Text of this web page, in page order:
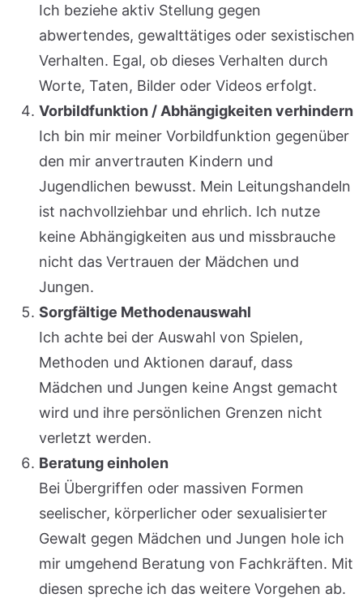
Ich beziehe aktiv Stellung gegen
abwertendes, gewalttätiges oder sexistischen
Verhalten. Egal, ob dieses Verhalten durch
Worte, Taten, Bilder oder Videos erfolgt.
Vorbildfunktion / Abhängigkeiten verhindern
Ich bin mir meiner Vorbildfunktion gegenüber
den mir anvertrauten Kindern und
Jugendlichen bewusst. Mein Leitungshandeln
ist nachvollziehbar und ehrlich. Ich nutze
keine Abhängigkeiten aus und missbrauche
nicht das Vertrauen der Mädchen und
Jungen.
Sorgfältige Methodenauswahl
Ich achte bei der Auswahl von Spielen,
Methoden und Aktionen darauf, dass
Mädchen und Jungen keine Angst gemacht
wird und ihre persönlichen Grenzen nicht
verletzt werden.
Beratung einholen
Bei Übergriffen oder massiven Formen
seelischer, körperlicher oder sexualisierter
Gewalt gegen Mädchen und Jungen hole ich
mir umgehend Beratung von Fachkräften. Mit
diesen spreche ich das weitere Vorgehen ab.